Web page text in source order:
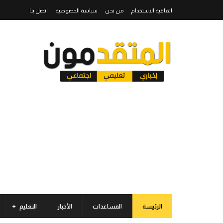
اتفاقية الاستخدام من نحن سياسة الخصوصية اتصل بنا
الرئيسة المساعدات الأخبار التعليم